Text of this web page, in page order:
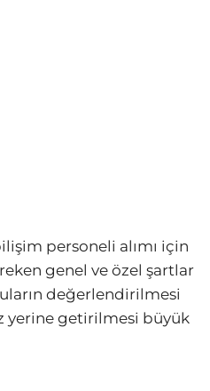
personeli alımı için
genel ve özel şartlar
değerlendirilmesi
yerine getirilmesi büyük